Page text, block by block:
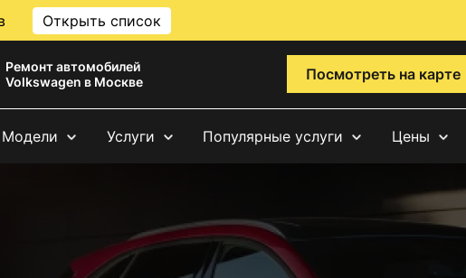
Открыть список
Ремонт автомобилей
Volkswagen в Москве
Посмотреть на карте
Модели Услуги Популярные услуги Цены